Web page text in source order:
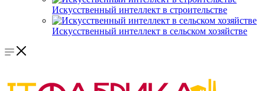
Искусственный интеллект в строительстве
Искусственный интеллект в сельском хозяйстве